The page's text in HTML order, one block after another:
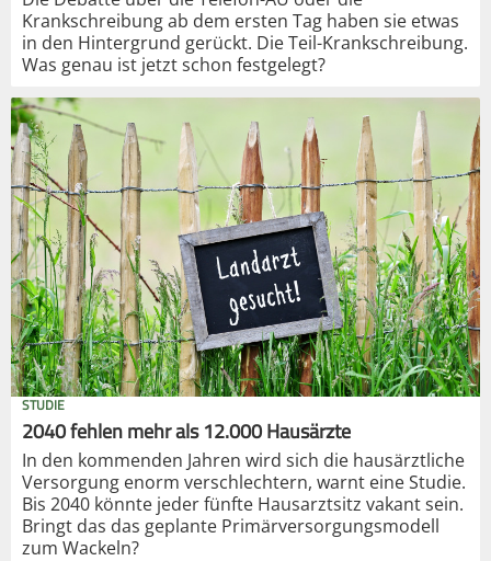
Krankschreibung ab dem ersten Tag haben sie etwas
in den Hintergrund gerückt. Die Teil-Krankschreibung.
Was genau ist jetzt schon festgelegt?
STUDIE
2040 fehlen mehr als 12.000 Hausärzte
In den kommenden Jahren wird sich die hausärztliche
Versorgung enorm verschlechtern, warnt eine Studie.
Bis 2040 könnte jeder fünfte Hausarztsitz vakant sein.
Bringt das das geplante Primärversorgungsmodell
zum Wackeln?